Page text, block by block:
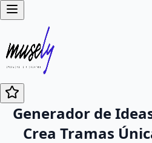
Generador de
Crea Tramas